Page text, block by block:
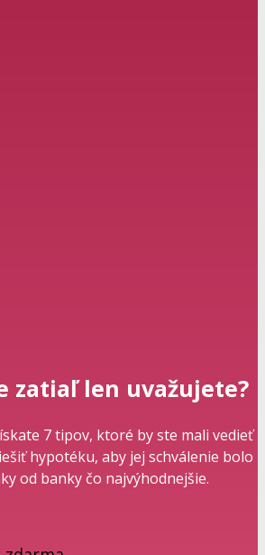
zatiaľ len uvažujete?
7 tipov, ktoré by ste mali vedieť
hypotéku, aby jej schválenie bolo
od banky čo najvýhodnejšie.